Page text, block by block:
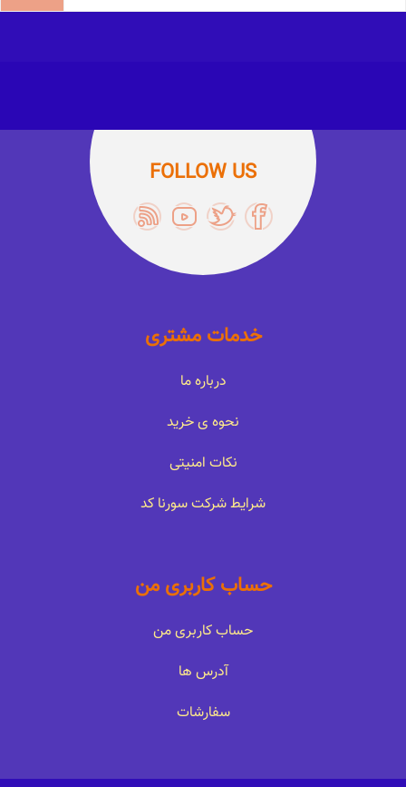
FOLLOW US
خدمات مشتری
درباره ما
نحوه ی خرید
نکات امنیتی
شرایط شرکت سورنا کد
حساب کاربری من
حساب کاربری من
آدرس ها
سفارشات